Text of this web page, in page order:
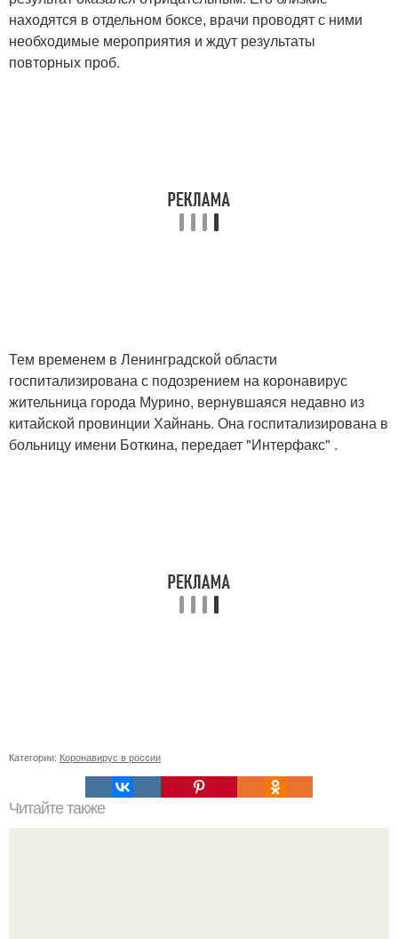
находятся в отдельном боксе, врачи проводят с ними
необходимые мероприятия и ждут результаты
повторных проб.
Тем временем в Ленинградской области
госпитализирована с подозрением на коронавирус
жительница города Мурино, вернувшаяся недавно из
китайской провинции Хайнань. Она госпитализирована в
больницу имени Боткина, передает "Интерфакс" .
Категории: Коронавирус в россии
Читайте также